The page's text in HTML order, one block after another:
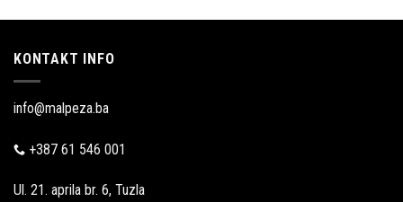
KONTAKT INFO
info@malpeza.ba
+387 61 546 001
Ul. 21. aprila br. 6, Tuzla